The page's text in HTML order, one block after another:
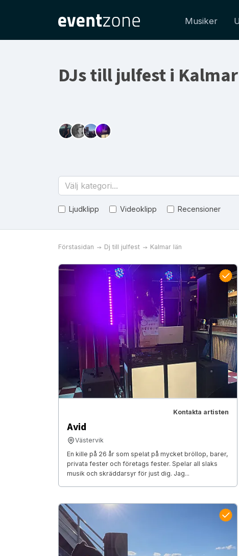
Musiker
DJs till julfest i
Välj kategori...
Ljudklipp Videoklipp Recensioner
Förstasidan Dj till julfest Kalmar län
Kontakta artisten
Avid
Västervik
En kille på 26 år som spelat på mycket bröllop, barer,
privata fester och företags fester. Spelar all slaks
musik och skräddarsyr för just dig. Jag...